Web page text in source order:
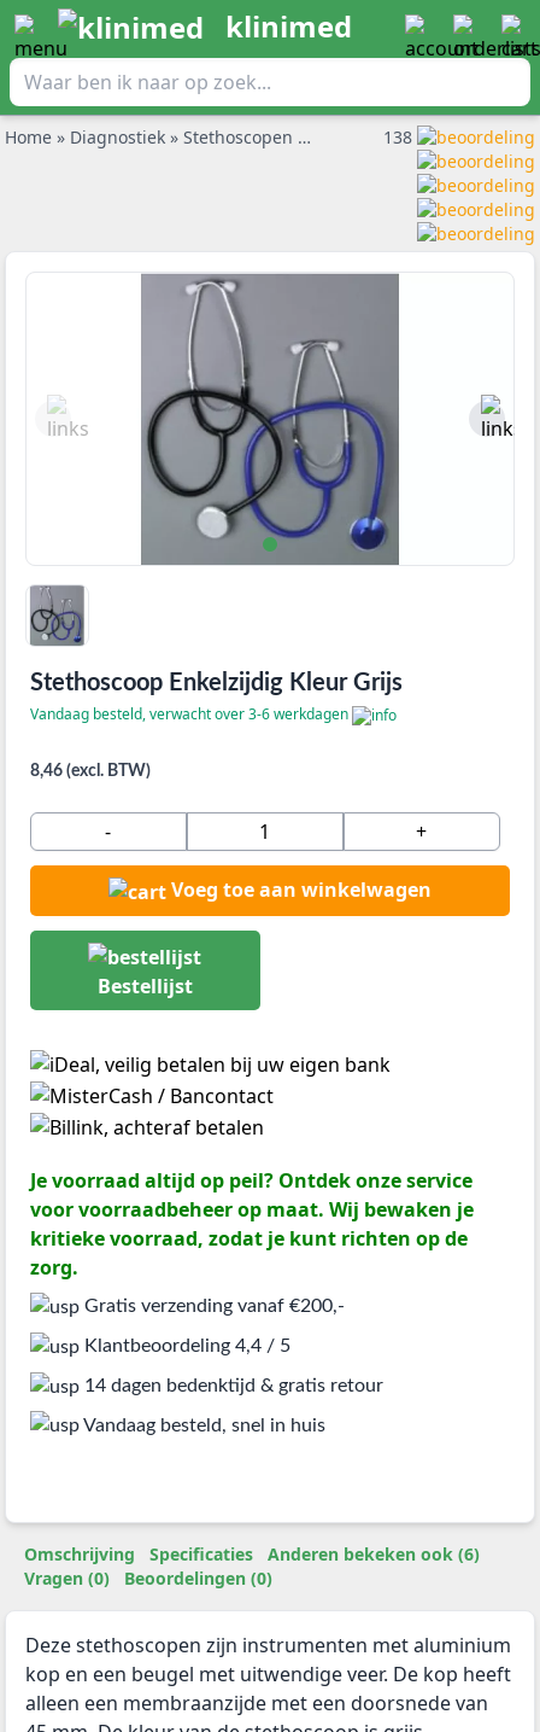
klinimed
Home » Diagnostiek » Stethoscopen » Stethoscoop Enkelzijdig
138
Stethoscoop Enkelzijdig Kleur Grijs
Vandaag besteld, verwacht over 3-6 werkdagen
8,46 (excl. BTW)
- +
Voeg toe aan winkelwagen
Bestellijst
Je voorraad altijd op peil? Ontdek onze service
voor voorraadbeheer op maat. Wij bewaken je
kritieke voorraad, zodat je kunt richten op de
zorg.
Gratis verzending vanaf €200,-
Klantbeoordeling 4,4 / 5
14 dagen bedenktijd & gratis retour
Vandaag besteld, snel in huis
Omschrijving Specificaties
Anderen bekeken ook (6)
Vragen (0)
Beoordelingen (0)
Deze stethoscopen zijn instrumenten met aluminium
kop en een beugel met uitwendige veer. De kop heeft
alleen een membraanzijde met een doorsnede van